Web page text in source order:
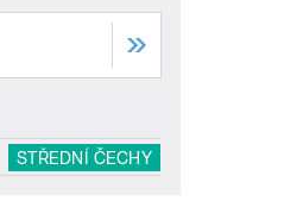
STŘEDNÍ ČECHY